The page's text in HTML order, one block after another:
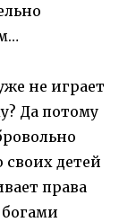
не играет
Да потому
детей
права